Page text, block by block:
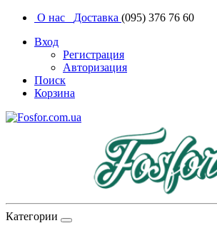
О нас Доставка (095) 376 76 60
Вход
Регистрация
Авторизация
Поиск
Корзина
Категории